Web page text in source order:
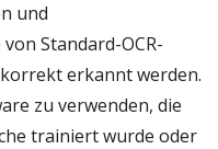
und
Standard-OCR-
erkannt werden.
zu verwenden, die
trainiert wurde oder